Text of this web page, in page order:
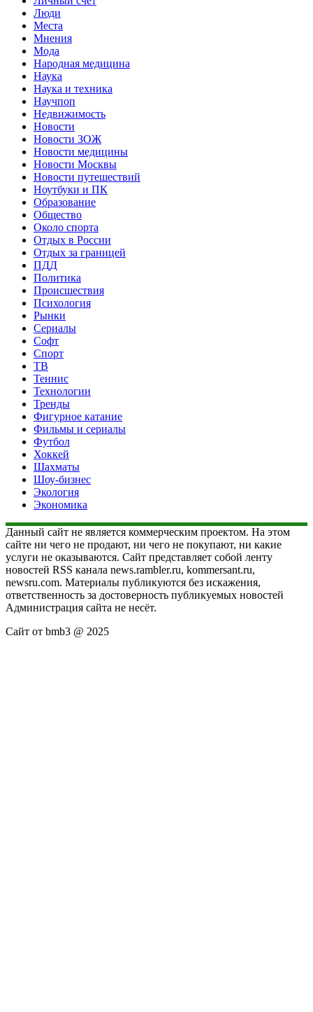
Люди
Места
Мнения
Мода
Народная медицина
Наука
Наука и техника
Научпоп
Недвижимость
Новости
Новости ЗОЖ
Новости медицины
Новости Москвы
Новости путешествий
Ноутбуки и ПК
Образование
Общество
Около спорта
Отдых в России
Отдых за границей
ПДД
Политика
Происшествия
Психология
Рынки
Сериалы
Софт
Спорт
ТВ
Теннис
Технологии
Тренды
Фигурное катание
Фильмы и сериалы
Футбол
Хоккей
Шахматы
Шоу-бизнес
Экология
Экономика
Данный сайт не является коммерческим проектом. На этом
сайте ни чего не продают, ни чего не покупают, ни какие
услуги не оказываются. Сайт представляет собой ленту
новостей RSS канала news.rambler.ru, kommersant.ru,
newsru.com. Материалы публикуются без искажения,
ответственность за достоверность публикуемых новостей
Администрация сайта не несёт.
Сайт от bmb3 @ 2025